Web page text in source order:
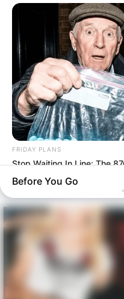
FRIDAY PLANS
Stop Waiting In Line: The
Serve" In Aisle 7
Before You Go